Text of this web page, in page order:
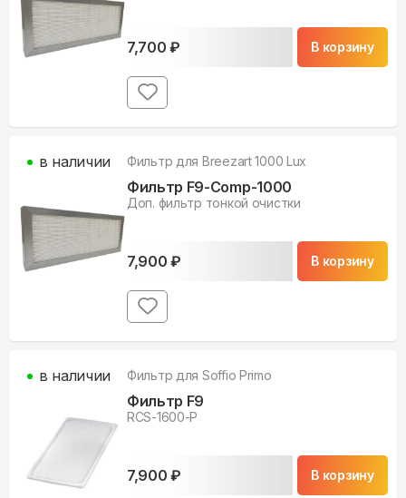
7,700 ₽ В корзину
Фильтр для Breezart 1000 Lux
Фильтр F9-Comp-1000
Доп. фильтр тонкой очистки
7,900 ₽ В корзину
в наличии
Фильтр для Soffio Primo
Фильтр F9
RCS-1600-P
7,900 ₽ В корзину
в наличии